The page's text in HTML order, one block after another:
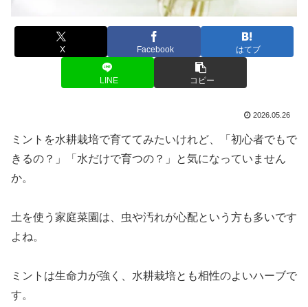
X Facebook はてブ
LINE コピー
2026.05.26
ミントを水耕栽培で育ててみたいけれど、「初心者でもで
きるの？」「水だけで育つの？」と気になっていません
か。
土を使う家庭菜園は、虫や汚れが心配という方も多いです
よね。
ミントは生命力が強く、水耕栽培とも相性のよいハーブで
す。